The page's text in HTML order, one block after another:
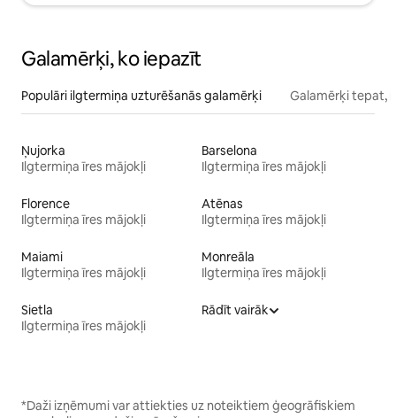
Galamērķi, ko iepazīt
Populāri ilgtermiņa uzturēšanās galamērķi Galamērķi tepat,
Ņujorka
Ilgtermiņa īres mājokļi
Barselona
Ilgtermiņa īres mājokļi
Florence
Ilgtermiņa īres mājokļi
Atēnas
Ilgtermiņa īres mājokļi
Maiami
Ilgtermiņa īres mājokļi
Monreāla
Ilgtermiņa īres mājokļi
Sietla
Ilgtermiņa īres mājokļi
Rādīt vairāk
*Daži izņēmumi var attiekties uz noteiktiem ģeogrāfiskiem